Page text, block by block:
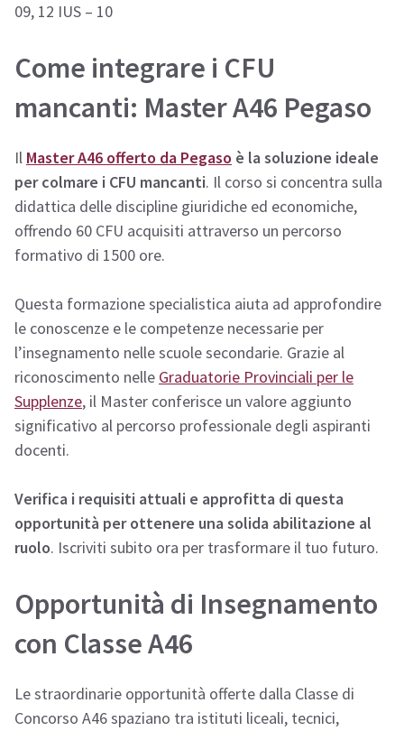
09, 12 IUS – 10
Come integrare i CFU
mancanti: Master A46 Pegaso
Il Master A46 offerto da Pegaso è la soluzione ideale
per colmare i CFU mancanti. Il corso si concentra sulla
didattica delle discipline giuridiche ed economiche,
offrendo 60 CFU acquisiti attraverso un percorso
formativo di 1500 ore.
Questa formazione specialistica aiuta ad approfondire
le conoscenze e le competenze necessarie per
l’insegnamento nelle scuole secondarie. Grazie al
riconoscimento nelle Graduatorie Provinciali per le
Supplenze, il Master conferisce un valore aggiunto
significativo al percorso professionale degli aspiranti
docenti.
Verifica i requisiti attuali e approfitta di questa
opportunità per ottenere una solida abilitazione al
ruolo. Iscriviti subito ora per trasformare il tuo futuro.
Opportunità di Insegnamento
con Classe A46
Le straordinarie opportunità offerte dalla Classe di
Concorso A46 spaziano tra istituti liceali, tecnici,